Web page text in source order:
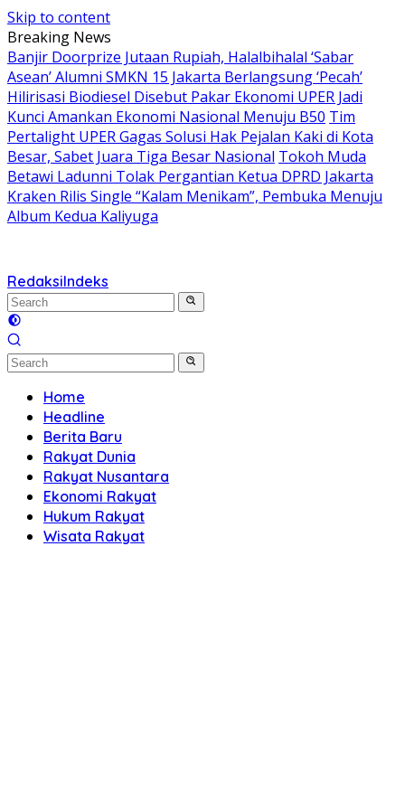
Skip to content
Breaking News
Banjir Doorprize Jutaan Rupiah, Halalbihalal ‘Sabar
Asean’ Alumni SMKN 15 Jakarta Berlangsung ‘Pecah’
Hilirisasi Biodiesel Disebut Pakar Ekonomi UPER Jadi
Kunci Amankan Ekonomi Nasional Menuju B50 Tim
Pertalight UPER Gagas Solusi Hak Pejalan Kaki di Kota
Besar, Sabet Juara Tiga Besar Nasional Tokoh Muda
Betawi Ladunni Tolak Pergantian Ketua DPRD Jakarta
Kraken Rilis Single “Kalam Menikam”, Pembuka Menuju
Album Kedua Kaliyuga
RedaksiIndeks
Home
Headline
Berita Baru
Rakyat Dunia
Rakyat Nusantara
Ekonomi Rakyat
Hukum Rakyat
Wisata Rakyat